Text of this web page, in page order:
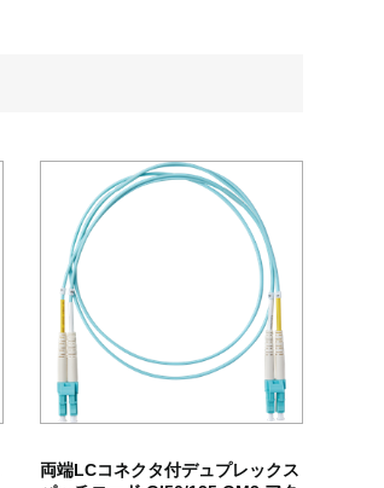
両端LCコネクタ付デュプレックス